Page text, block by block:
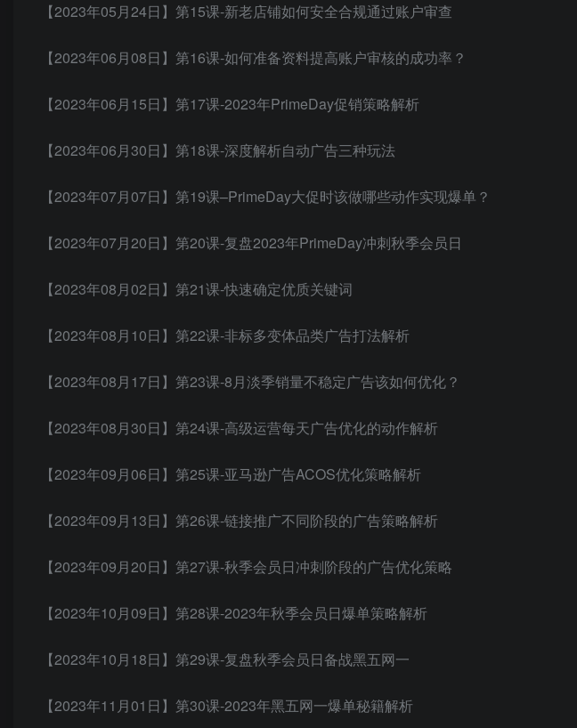
【2023年05月24日】第15课-新老店铺如何安全合规通过账户审查
【2023年06月08日】第16课-如何准备资料提高账户审核的成功率？
【2023年06月15日】第17课-2023年PrimeDay促销策略解析
【2023年06月30日】第18课-深度解析自动广告三种玩法
【2023年07月07日】第19课–PrimeDay大促时该做哪些动作实现爆单？
【2023年07月20日】第20课-复盘2023年PrimeDay冲刺秋季会员日
【2023年08月02日】第21课-快速确定优质关键词
【2023年08月10日】第22课-非标多变体品类广告打法解析
【2023年08月17日】第23课-8月淡季销量不稳定广告该如何优化？
【2023年08月30日】第24课-高级运营每天广告优化的动作解析
【2023年09月06日】第25课-亚马逊广告ACOS优化策略解析
【2023年09月13日】第26课-链接推广不同阶段的广告策略解析
【2023年09月20日】第27课-秋季会员日冲刺阶段的广告优化策略
【2023年10月09日】第28课-2023年秋季会员日爆单策略解析
【2023年10月18日】第29课-复盘秋季会员日备战黑五网一
【2023年11月01日】第30课-2023年黑五网一爆单秘籍解析